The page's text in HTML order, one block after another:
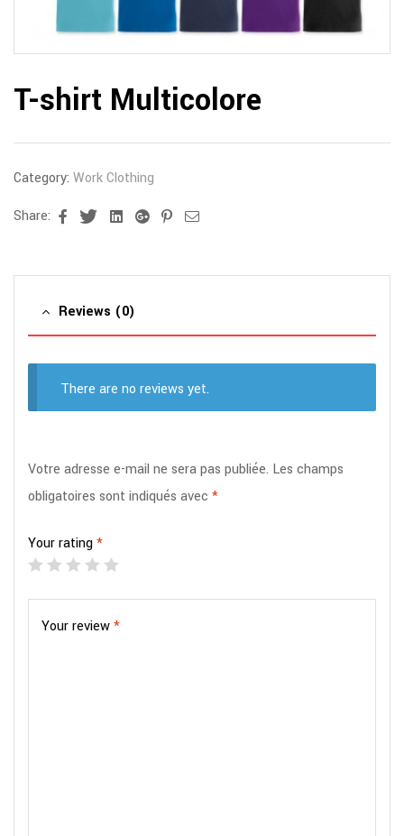
T-shirt Multicolore
Category: Work Clothing
Share:
FacebookTwitterLinkedinGoogle+Pinterest
Reviews (0)
There are no reviews yet.
Votre adresse e-mail ne sera pas publiée. Les champs
obligatoires sont indiqués avec *
Your rating*
Your review*